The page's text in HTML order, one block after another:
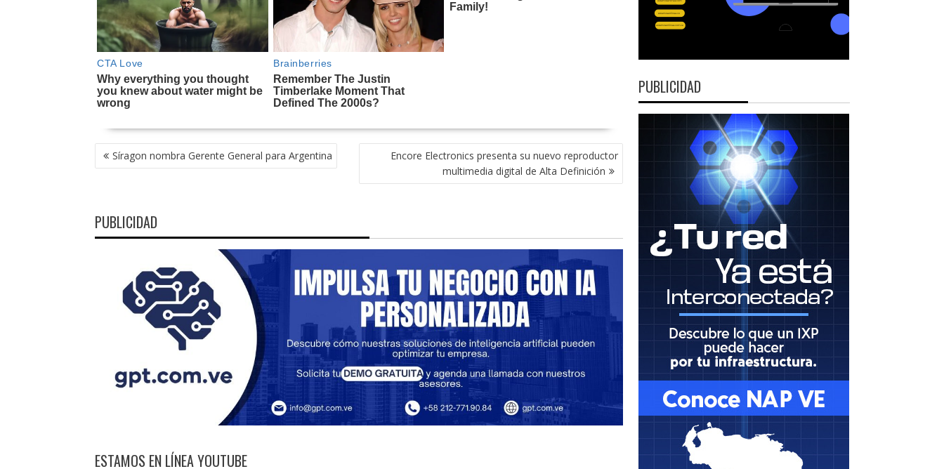
NAVEGACIÓN
DE Síragon nombra Gerente General para Argentina
Encore Electronics presenta su nuevo reproductor
multimedia digital de Alta Definición
PUBLICIDAD
ESTAMOS EN LÍNEA YOUTUBE
PUBLICIDAD